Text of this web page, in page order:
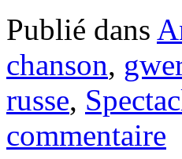
Publié dans
chanson,
russe,
commentaire